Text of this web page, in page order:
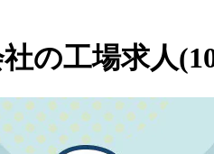
の工場求人